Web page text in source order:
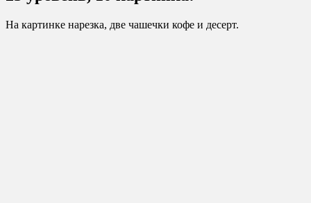
На картинке нарезка, две чашечки кофе и десерт.